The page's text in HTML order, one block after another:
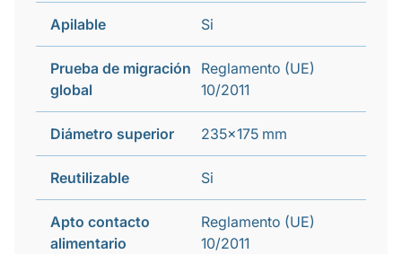
Apilable Si
Prueba de migración
global
Reglamento (UE)
10/2011
Diámetro superior 235x175 mm
Reutilizable Si
Apto contacto
alimentario
Reglamento (UE)
10/2011